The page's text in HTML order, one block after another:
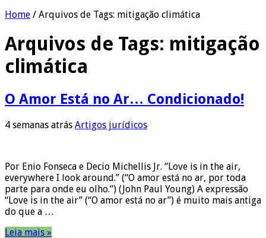
Home / Arquivos de Tags: mitigação climática
Arquivos de Tags: mitigação
climática
O Amor Está no Ar… Condicionado!
4 semanas atrás Artigos jurídicos
Por Enio Fonseca e Decio Michellis Jr. “Love is in the air,
everywhere I look around.” (“O amor está no ar, por toda
parte para onde eu olho.”) (John Paul Young) A expressão
“Love is in the air” (“O amor está no ar”) é muito mais antiga
do que a …
Leia mais »